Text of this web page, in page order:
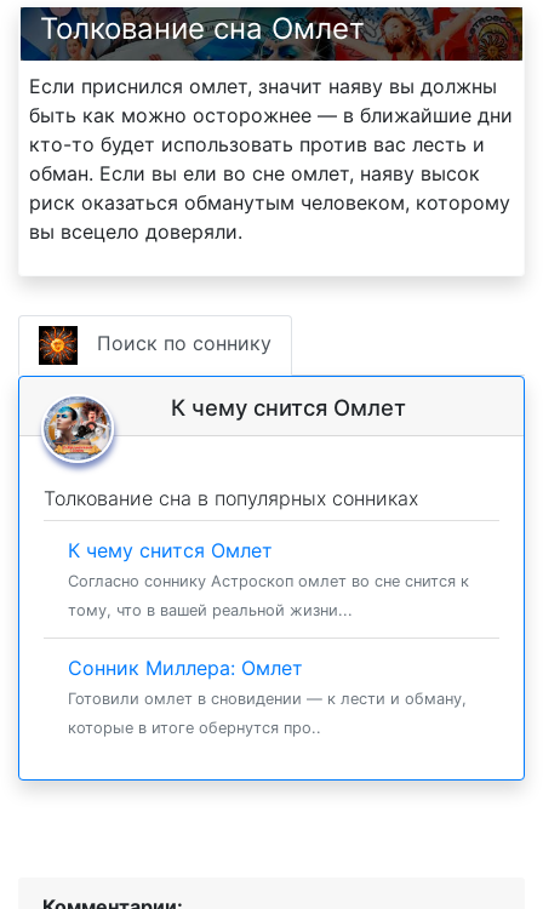
Толкование сна Омлет
Если приснился омлет, значит наяву вы должны
быть как можно осторожнее — в ближайшие дни
кто-то будет использовать против вас лесть и
обман. Если вы ели во сне омлет, наяву высок
риск оказаться обманутым человеком, которому
вы всецело доверяли.
Поиск по соннику
К чему снится Омлет
Толкование сна в популярных сонниках
К чему снится Омлет
Согласно соннику Астроскоп омлет во сне снится к
тому, что в вашей реальной жизни...
Сонник Миллера: Омлет
Готовили омлет в сновидении — к лести и обману,
которые в итоге обернутся про..